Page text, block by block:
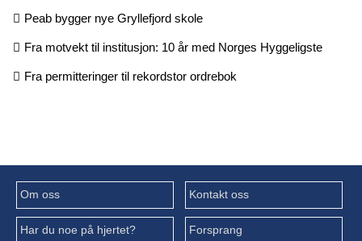
Peab bygger nye Gryllefjord skole
Fra motvekt til institusjon: 10 år med Norges Hyggeligste
Fra permitteringer til rekordstor ordrebok
Om oss Kontakt oss
Har du noe på hjertet? Forsprang